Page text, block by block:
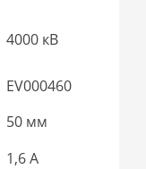
4000 кВ
EV000460
50 мм
1,6 А